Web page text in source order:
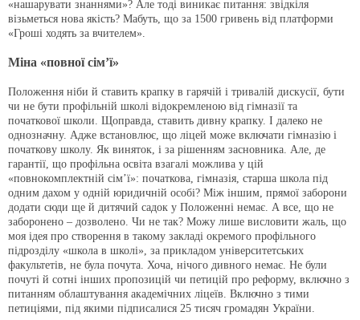
«нашарувати знаннями»? Але тоді виникає питання: звідкіля
візьметься нова якість? Мабуть, що за 1500 гривень від платформи
«Гроші ходять за вчителем».
Міна «повної сім’ї»
Положення ніби й ставить крапку в гарячій і тривалій дискусії, бути
чи не бути профільній школі відокремленою від гімназії та
початкової школи. Щоправда, ставить дивну крапку. І далеко не
однозначну. Адже встановлює, що ліцей може включати гімназію і
початкову школу. Як виняток, і за рішенням засновника. Але, де
гарантії, що профільна освіта взагалі можлива у цій
«повнокомплектній сім’ї»: початкова, гімназія, старша школа під
одним дахом у одній юридичній особі? Між іншим, прямої заборони
додати сюди ще й дитячий садок у Положенні немає. А все, що не
заборонено – дозволено. Чи не так? Можу лише висловити жаль, що
моя ідея про створення в такому закладі окремого профільного
підрозділу «школа в школі», за прикладом університетських
факультетів, не була почута. Хоча, нічого дивного немає. Не були
почуті й сотні інших пропозицій чи петицій про реформу, включно з
питанням облаштування академічних ліцеїв. Включно з тими
петиціями, під якими підписалися 25 тисяч громадян України.